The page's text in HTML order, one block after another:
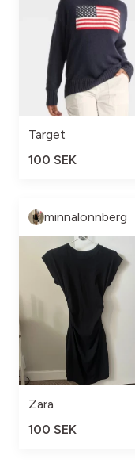
Target
100 SEK
minnalonnberg
Zara
100 SEK